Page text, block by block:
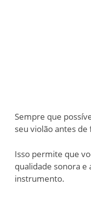
Sempre que
seu violão antes
Isso permite que
qualidade sonora e
instrumento.